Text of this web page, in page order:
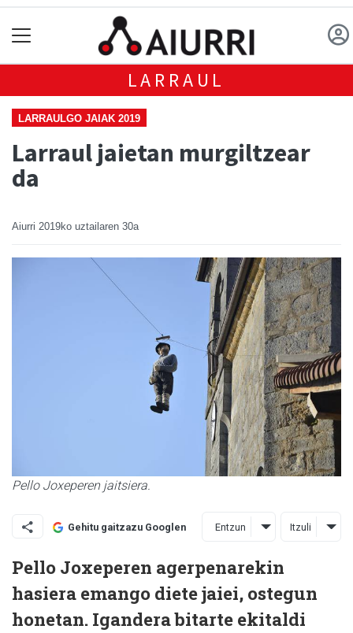
LARRAUL
LARRAULGO JAIAK 2019
Larraul jaietan murgiltzear
da
Aiurri 2019ko uztailaren 30a
Pello Joxeperen jaitsiera.
Gehitu gaitzazu Googlen Entzun Itzuli
Pello Joxeperen agerpenarekin
hasiera emango diete jaiei, ostegun
honetan. Igandera bitarte ekitaldi